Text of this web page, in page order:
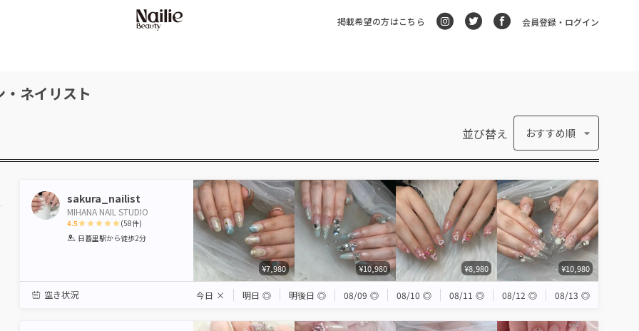
掲載希望の方はこちら 会員登録・ログイン
ネイリスト
並び替え おすすめ順
sakura_nailist
MIHANA NAIL STUDIO
4.5
1 2 3 4 5
(58件)
日暮里駅から徒歩2分
¥7,980 ¥10,980 ¥8,980 ¥10,980
空き状況 今日 × 明日 ◎ 明後日 ◎ 08/09 ◎ 08/10 ◎ 08/11 ◎ 08/12 ◎ 08/13 ◎